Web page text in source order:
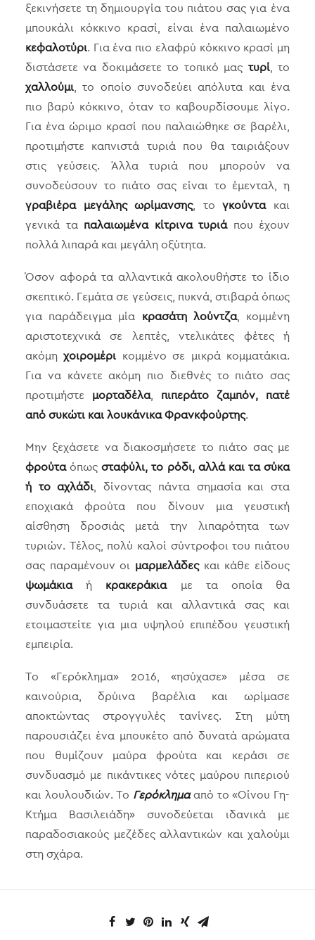
ξεκινήσετε τη δημιουργία του πιάτου σας για ένα
μπουκάλι κόκκινο κρασί, είναι ένα παλαιωμένο
κεφαλοτύρι. Για ένα πιο ελαφρύ κόκκινο κρασί μη
διστάσετε να δοκιμάσετε το τοπικό μας τυρί, το
χαλλούμι, το οποίο συνοδεύει απόλυτα και ένα
πιο βαρύ κόκκινο, όταν το καβουρδίσουμε λίγο.
Για ένα ώριμο κρασί που παλαιώθηκε σε βαρέλι,
προτιμήστε καπνιστά τυριά που θα ταιριάξουν
στις γεύσεις. Άλλα τυριά που μπορούν να
συνοδεύσουν το πιάτο σας είναι το έμενταλ, η
γραβιέρα μεγάλης ωρίμανσης, τογκούντακαι
γενικά τα παλαιωμένα κίτρινα τυριάπου έχουν
πολλά λιπαρά και μεγάλη οξύτητα.
Όσον αφορά τα αλλαντικά ακολουθήστε το ίδιο
σκεπτικό. Γεμάτα σε γεύσεις, πυκνά, στιβαρά όπως
για παράδειγμα μία κρασάτη λούντζα, κομμένη
αριστοτεχνικά σε λεπτές, ντελικάτες φέτες ή
ακόμηχοιρομέρι κομμένο σε μικρά κομματάκια.
Για να κάνετε ακόμη πιο διεθνές το πιάτο σας
προτιμήστε μορταδέλα, πιπεράτο ζαμπόν, πατέ
από συκώτι και λουκάνικα Φρανκφούρτης.
Μην ξεχάσετε να διακοσμήσετε το πιάτο σας με
φρούταόπωςσταφύλι, το ρόδι, αλλά και τα σύκα
ή το αχλάδι, δίνοντας πάντα σημασία και στα
εποχιακά φρούτα που δίνουν μια γευστική
αίσθηση δροσιάς μετά την λιπαρότητα των
τυριών. Τέλος, πολύ καλοί σύντροφοι του πιάτου
σας παραμένουν οι μαρμελάδεςκαι κάθε είδους
ψωμάκιαή κρακεράκιαμε τα οποία θα
συνδυάσετε τα τυριά και αλλαντικά σας και
ετοιμαστείτε για μια υψηλού επιπέδου γευστική
εμπειρία.
Το «Γερόκλημα» 2016, «ησύχασε» μέσα σε
καινούρια, δρύινα βαρέλια και ωρίμασε
αποκτώντας στρογγυλές τανίνες. Στη μύτη
παρουσιάζει ένα μπουκέτο από δυνατά αρώματα
που θυμίζουν μαύρα φρούτα και κεράσι σε
συνδυασμό με πικάντικες νότες μαύρου πιπεριού
και λουλουδιών. Το Γερόκλημααπό το «Οίνου Γη-
Κτήμα Βασιλειάδη» συνοδεύεται ιδανικά με
παραδοσιακούς μεζέδες αλλαντικών και χαλούμι
στη σχάρα.